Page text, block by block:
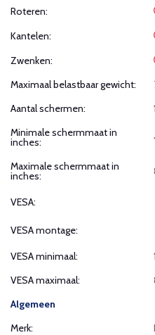
Roteren:
Kantelen:
Zwenken:
Maximaal belastbaar gewicht:
Aantal schermen:
1
Minimale schermmaat in
inches:
Maximale schermmaat in
inches:
VESA:
VESA montage:
VESA minimaal:
VESA maximaal:
Algemeen
Merk: